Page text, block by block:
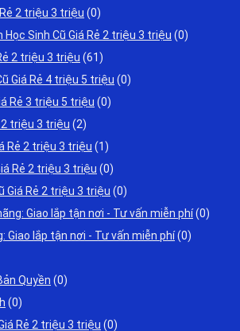
2 triệu 3 triệu (0)
Học Sinh Cũ Giá Rẻ 2 triệu 3 triệu (0)
2 triệu 3 triệu (61)
Giá Rẻ 4 triệu 5 triệu (0)
Rẻ 3 triệu 5 triệu (0)
2 triệu 3 triệu (2)
Rẻ 2 triệu 3 triệu (1)
Rẻ 2 triệu 3 triệu (0)
Giá Rẻ 2 triệu 3 triệu (0)
Giao lắp tận nơi - Tư vấn miễn phí(0)
Giao lắp tận nơi - Tư vấn miễn phí(0)
Quyền (0)
(0)
Rẻ 2 triệu 3 triệu (0)